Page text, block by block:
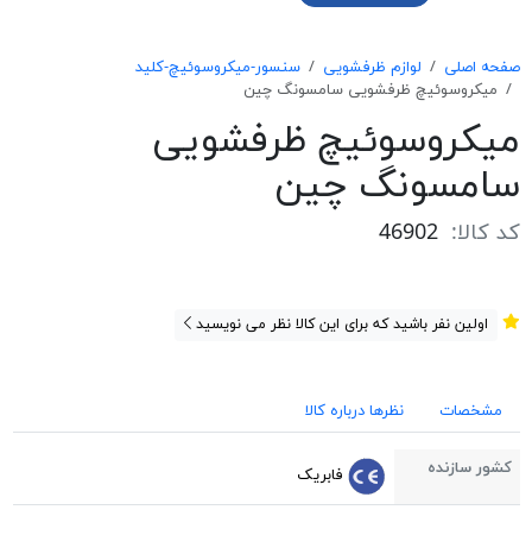
صفحه اصلی لوازم ظرفشویی
سنسور-میکروسوئیچ-کلید
میکروسوئیچ ظرفشویی سامسونگ چین
میکروسوئیچ ظرفشویی
سامسونگ چین
کد کالا: 46902
اولین نفر باشید که برای این کالا نظر می نویسید
مشخصات نظرها درباره کالا
کشور سازنده فابریک